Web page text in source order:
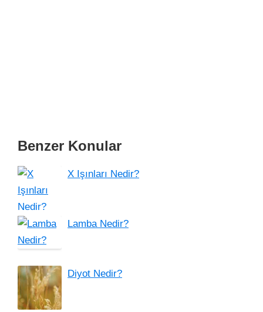
Benzer Konular
X Işınları Nedir?
Lamba Nedir?
Diyot Nedir?